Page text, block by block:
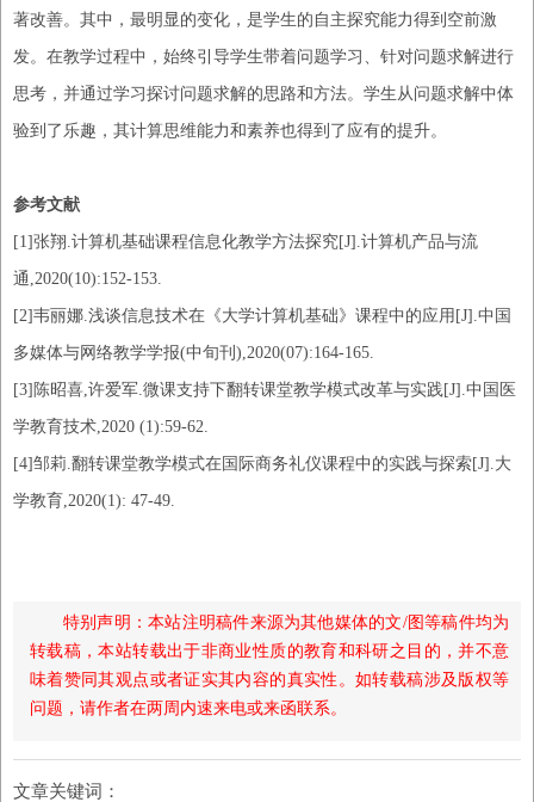
著改善。其中，最明显的变化，是学生的自主探究能力得到空前激
发。在教学过程中，始终引导学生带着问题学习、针对问题求解进行
思考，并通过学习探讨问题求解的思路和方法。学生从问题求解中体
验到了乐趣，其计算思维能力和素养也得到了应有的提升。
参考文献
[1]张翔 .计算机基础课程信息化教学方法探究[J].计算机产品与流
通,2020(10):152-153.
[2]韦丽娜.浅谈信息技术在《大学计算机基础》课程中的应用[J].中国
多媒体与网络教学学报(中旬刊),2020(07):164-165.
[3] 陈昭喜,许爱军.微课支持下翻转课堂教学模式改革与实践[J].中国医
学教育技术,2020 (1):59-62.
[4]邹莉.翻转课堂教学模式在国际商务礼仪课程中的实践与探索[J].大
学教育,2020(1): 47-49.
特别声明：本站注明稿件来源为其他媒体的文/图等稿件均为
转载稿，本站转载出于非商业性质的教育和科研之目的，并不意
味着赞同其观点或者证实其内容的真实性。如转载稿涉及版权等
问题，请作者在两周内速来电或来函联系。
文章关键词：